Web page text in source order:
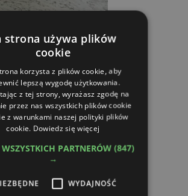
strona używa plików
cookie
korzysta z plików cookie, aby
lepszą wygodę użytkowania.
z tej strony, wyrażasz zgodę na
przez nas wszystkich plików cookie
z warunkami naszej polityki plików
cookie. Dowiedz się więcej
PARTNERÓW(847)
→
WYDAJNOŚĆ